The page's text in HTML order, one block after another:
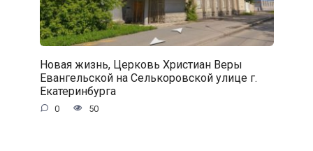
Новая жизнь, Церковь Христиан Веры
Евангельской на Селькоровской улице г.
Екатеринбурга
0 50